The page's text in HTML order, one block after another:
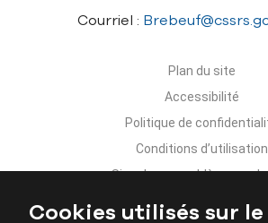
Cookies utilisés sur
Courriel :
Plan du site
Accessibilité
Politique de
Conditions d’utilisation
Signaler un problème sur
Nous joindre